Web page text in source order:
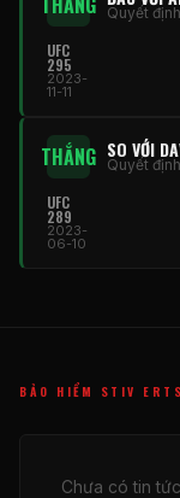
Quyết
UFC
295
2023-
11-11
THẮNG SO VỚI
Quyết
UFC
289
2023-
06-10
BẢO HIỂM STIV
Chưa có tin